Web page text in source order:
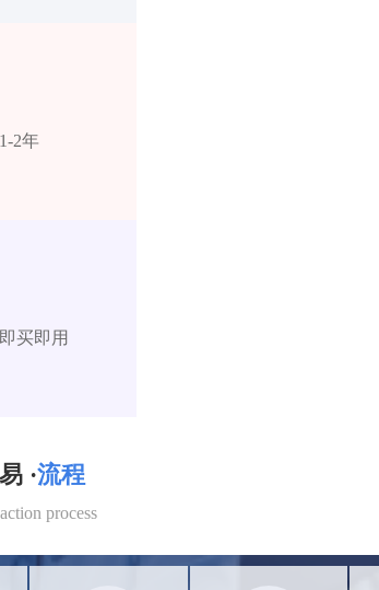
2年
买即用
·流程
process